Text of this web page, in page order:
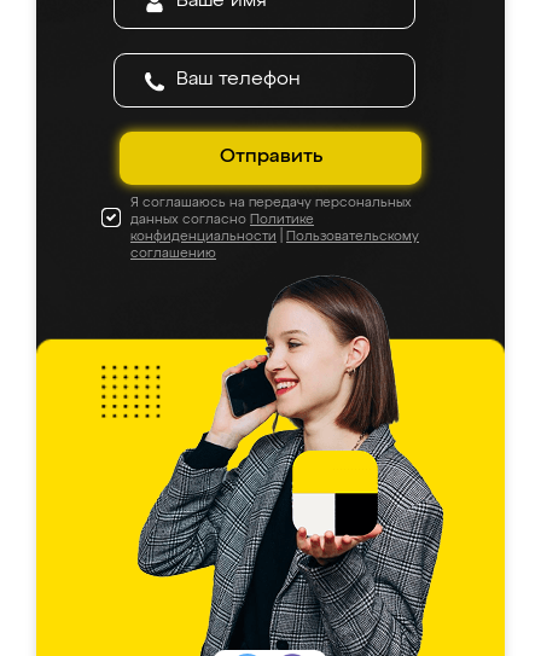
Отправить
Я соглашаюсь на передачу персональных
данных согласно Политике
конфиденциальности
Пользовательскому
соглашению